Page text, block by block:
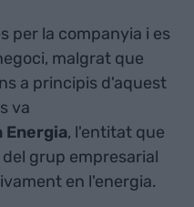
per la companyia i es
malgrat que
a principis d'aquest
va
Energia, l'entitat que
grup empresarial
en l'energia.